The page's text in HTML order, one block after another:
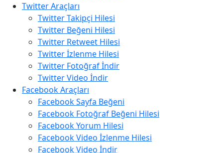
Twitter Araçları
Twitter Takipçi Hilesi
Twitter Beğeni Hilesi
Twitter Retweet Hilesi
Twitter İzlenme Hilesi
Twitter Fotoğraf İndir
Twitter Video İndir
Facebook Araçları
Facebook Sayfa Beğeni
Facebook Fotoğraf Beğeni Hilesi
Facebook Yorum Hilesi
Facebook Video İzlenme Hilesi
Facebook Video İndir